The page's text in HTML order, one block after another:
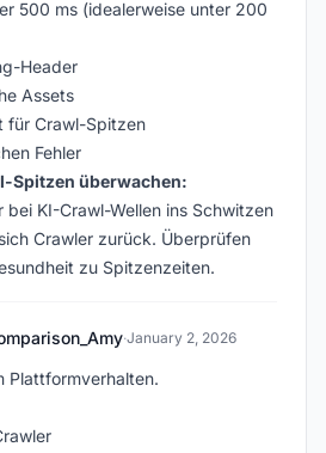
500 ms (idealerweise unter 200
Header
Assets
für Crawl-Spitzen
Fehler
Spitzen überwachen:
bei KI-Crawl-Wellen ins Schwitzen
Crawler zurück. Überprüfen
zu Spitzenzeiten.
·January 2, 2026
Plattformverhalten.